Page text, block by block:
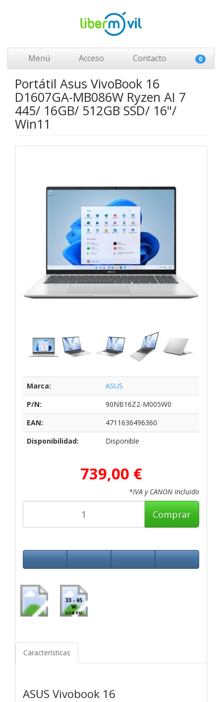
Menú Acceso Contacto 0
Portátil Asus VivoBook 16
D1607GA-MB086W Ryzen AI 7
445/ 16GB/ 512GB SSD/ 16"/
Win11
Marca:
ASUS
P/N:
90NB16Z2-M005W0
EAN:
4711636496360
Disponibilidad:
Disponible
739,00 €
*IVA y CANON Incluido
Comprar
33 - 65
W
USB PD
Características
ASUS Vivobook 16